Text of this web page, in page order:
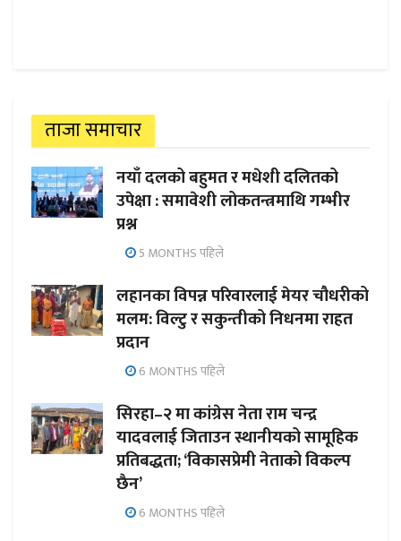
ताजा समाचार
नयाँ दलको बहुमत र मधेशी दलितको
उपेक्षा : समावेशी लोकतन्त्रमाथि गम्भीर
प्रश्न
5 MONTHS पहिले
लहानका विपन्न परिवारलाई मेयर चौधरीको
मलम: विल्टु र सकुन्तीको निधनमा राहत
प्रदान
6 MONTHS पहिले
सिरहा–२ मा कांग्रेस नेता राम चन्द्र
यादवलाई जिताउन स्थानीयको सामूहिक
प्रतिबद्धता; ‘विकासप्रेमी नेताको विकल्प
छैन’
6 MONTHS पहिले